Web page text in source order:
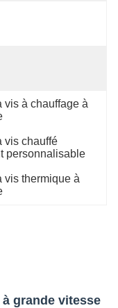
vis à chauffage à
vis chauffé
personnalisable
vis thermique à
grande vitesse